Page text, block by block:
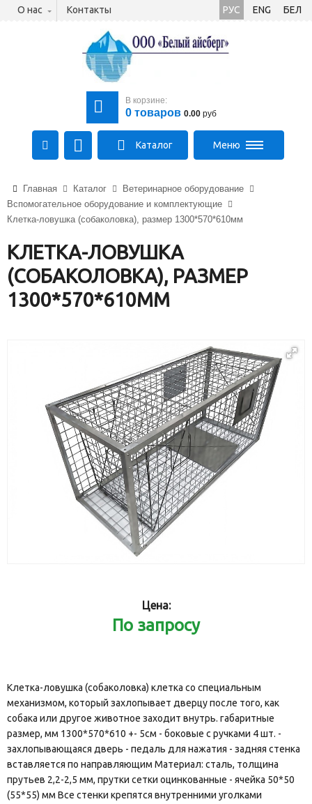
О нас Контакты РУС ENG БЕЛ
В корзине:
0 товаров 0.00 руб
+375 (29) 710-23-43
+375 (33) 315-03-03
aysberg-sales@yandex.by
Каталог Меню
Главная Каталог
Ветеринарное оборудование
Вспомогательное оборудование и комплектующие
Клетка-ловушка (собаколовка), размер 1300*570*610мм
КЛЕТКА-ЛОВУШКА
(СОБАКОЛОВКА), РАЗМЕР
1300*570*610ММ
Цена:
По запросу
Клетка-ловушка (собаколовка) клетка со специальным
механизмом, который захлопывает дверцу после того, как
собака или другое животное заходит внутрь. габаритные
размер, мм 1300*570*610 +- 5см - боковые с ручками 4 шт. -
захлопывающаяся дверь - педаль для нажатия - задняя стенка
вставляется по направляющим Материал: сталь, толщина
прутьев 2,2-2,5 мм, прутки сетки оцинкованные - ячейка 50*50
(55*55) мм Все стенки крепятся внутренними уголками